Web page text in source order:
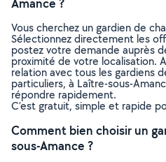
Vous cherchez un gardien de
Sélectionnez directement les
postez votre demande auprès
proximité de votre localisation.
relation avec tous les gardiens
particuliers, à Laître-sous-
répondre rapidement.
C’est gratuit, simple et rapide
Comment bien choisir un
sous-Amance ?